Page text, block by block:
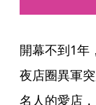
開幕不到1年
夜店圈異軍
名人的愛店